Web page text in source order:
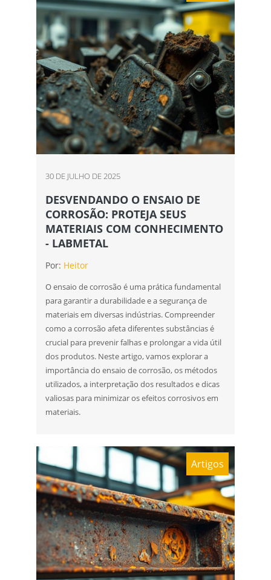
30 DE JULHO DE 2025
DESVENDANDO O ENSAIO DE
CORROSÃO: PROTEJA SEUS
MATERIAIS COM CONHECIMENTO
- LABMETAL
Por: Heitor
O ensaio de corrosão é uma prática fundamental
para garantir a durabilidade e a segurança de
materiais em diversas indústrias. Compreender
como a corrosão afeta diferentes substâncias é
crucial para prevenir falhas e prolongar a vida útil
dos produtos. Neste artigo, vamos explorar a
importância do ensaio de corrosão, os métodos
utilizados, a interpretação dos resultados e dicas
valiosas para minimizar os efeitos corrosivos em
materiais.
Artigos